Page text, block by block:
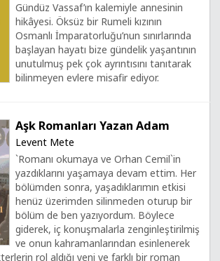
Gündüz Vassaf’ın kalemiyle annesinin
hikâyesi. Öksüz bir Rumeli kızının
Osmanlı İmparatorluğu’nun sınırlarında
başlayan hayatı bize gündelik yaşantının
unutulmuş pek çok ayrıntısını tanıtarak
bilinmeyen evlere misafir ediyor.
Aşk Romanları Yazan Adam
Levent Mete
`Romanı okumaya ve Orhan Cemil`in
yazdıklarını yaşamaya devam ettim. Her
bölümden sonra, yaşadıklarımın etkisi
henüz üzerimden silinmeden oturup bir
bölüm de ben yazıyordum. Böylece
giderek, iç konuşmalarla zenginleştirilmiş
ve onun kahramanlarından esinlenerek
rol aldığı yeni ve farklı bir roman